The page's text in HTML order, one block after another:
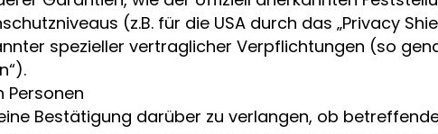
(z.B. für die USA durch das „Privacy
spezieller vertraglicher Verpflichtungen (so
Personen
eine Bestätigung darüber zu verlangen, ob